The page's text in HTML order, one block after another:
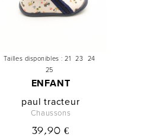
Tailles disponibles : 21 23 24
25
ENFANT
paul tracteur
Chaussons
39,90 €